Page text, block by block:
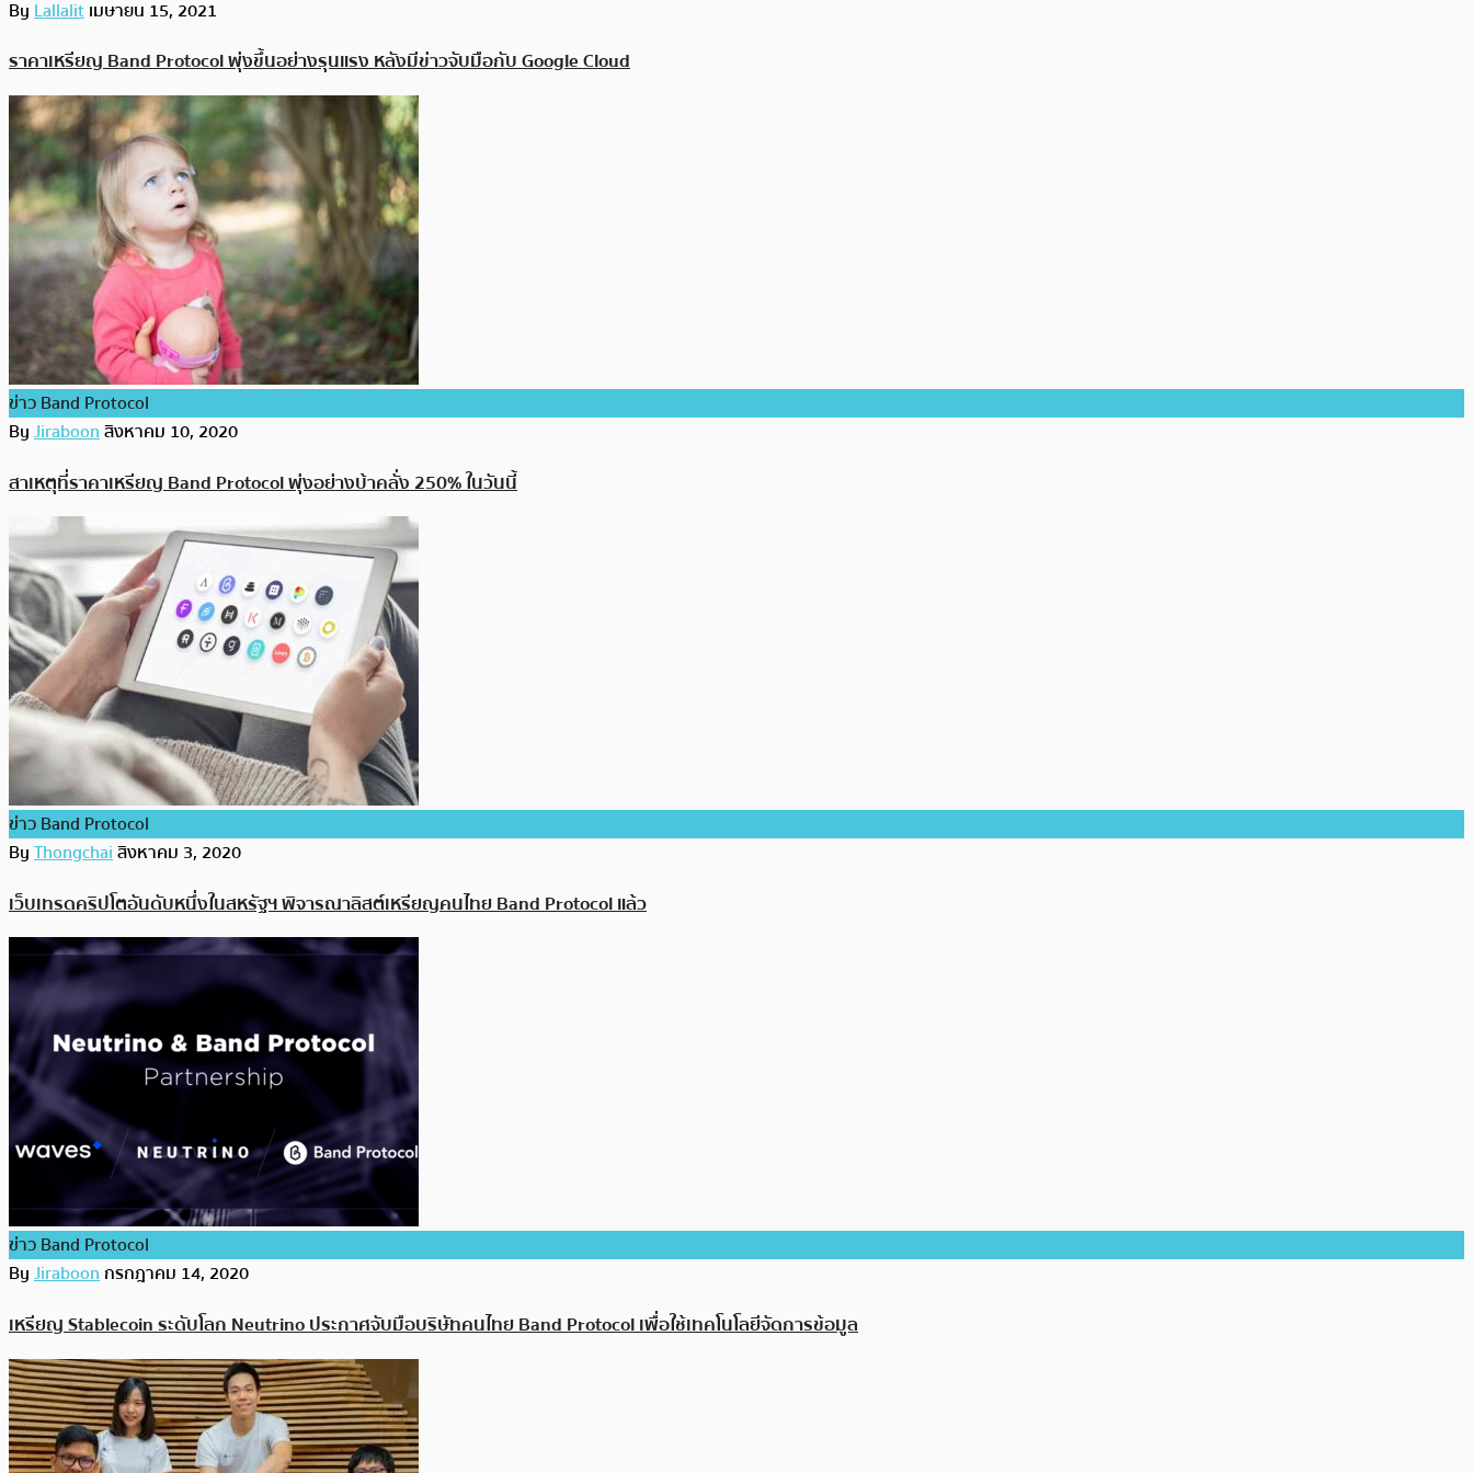
ByLallalitเมษายน 15, 2021
ราคาเหรียญ Band Protocol พุ่งขึ้นอย่างรุนแรง หลังมีข่าวจับมือกับ Google Cloud
ข่าว Band Protocol
ByJiraboonสิงหาคม 10, 2020
สาเหตุที่ราคาเหรียญ Band Protocol พุ่งอย่างบ้าคลั่ง 250% ในวันนี้
ข่าว Band Protocol
ByThongchaiสิงหาคม 3, 2020
เว็บเทรดคริปโตอันดับหนึ่งในสหรัฐฯ พิจารณาลิสต์เหรียญคนไทย Band Protocol แล้ว
ข่าว Band Protocol
ByJiraboonกรกฎาคม 14, 2020
เหรียญ Stablecoin ระดับโลก Neutrino ประกาศจับมือบริษัทคนไทย Band Protocol เพื่อใช้เทคโนโลยีจัดการข้อมูล